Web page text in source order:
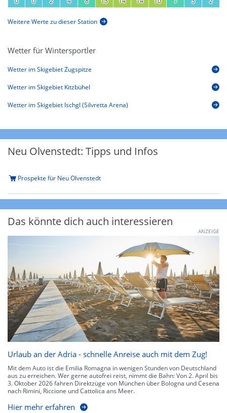
Weitere Werte zu dieser Station
Wetter für Wintersportler
Wetter im Skigebiet Zugspitze
Wetter im Skigebiet Kitzbühel
Wetter im Skigebiet Ischgl (Silvretta Arena)
Neu Olvenstedt: Tipps und Infos
Prospekte für Neu Olvenstedt
Das könnte dich auch interessieren
ANZEIGE
Urlaub an der Adria - schnelle Anreise auch mit dem Zug!
Mit dem Auto ist die Emilia Romagna in wenigen Stunden von Deutschland
aus zu erreichen. Wer gerne autofrei reist, nimmt die Bahn: Von 2. April bis
3. Oktober 2026 fahren Direktzüge von München über Bologna und Cesena
nach Rimini, Riccione und Cattolica ans Meer.
Hier mehr erfahren